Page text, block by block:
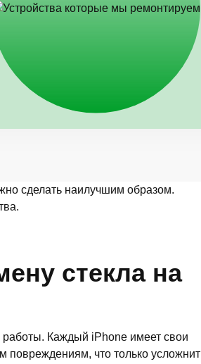
сделать наилучшим образом.
стекла на
Каждый iPhone имеет свои
повреждениям, что только усложнит